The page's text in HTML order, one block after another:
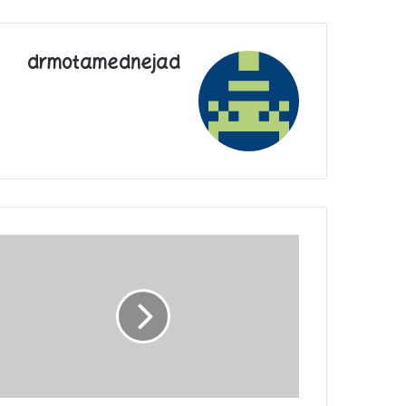
drmotamednejad
با